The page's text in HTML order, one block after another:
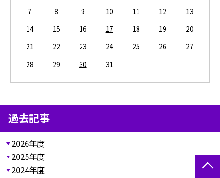
7
8 9 10 11 12
13
14
15 16 17 18 19
20
21
22 23 24 25 26
27
28
29 30 31
過去記事
2026年度
2025年度
2024年度